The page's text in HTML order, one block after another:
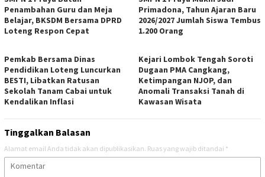
Penambahan Guru dan Meja
Belajar, BKSDM Bersama DPRD
Loteng Respon Cepat
Primadona, Tahun Ajaran Baru
2026/2027 Jumlah Siswa Tembus
1.200 Orang
Pemkab Bersama Dinas
Pendidikan Loteng Luncurkan
BESTI, Libatkan Ratusan
Sekolah Tanam Cabai untuk
Kendalikan Inflasi
Kejari Lombok Tengah Soroti
Dugaan PMA Cangkang,
Ketimpangan NJOP, dan
Anomali Transaksi Tanah di
Kawasan Wisata
Tinggalkan Balasan
Alamat email Anda tidak akan dipublikasikan. Ruas yang wajib ditandai *